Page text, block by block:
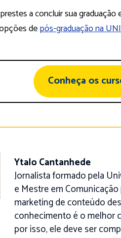
a concluir sua
depós-graduação na
Conheça os
Ytalo Cantanhede
Jornalista formado pela
e Mestre em
marketing de conteúdo
conhecimento é o melhor
por isso, ele deve ser